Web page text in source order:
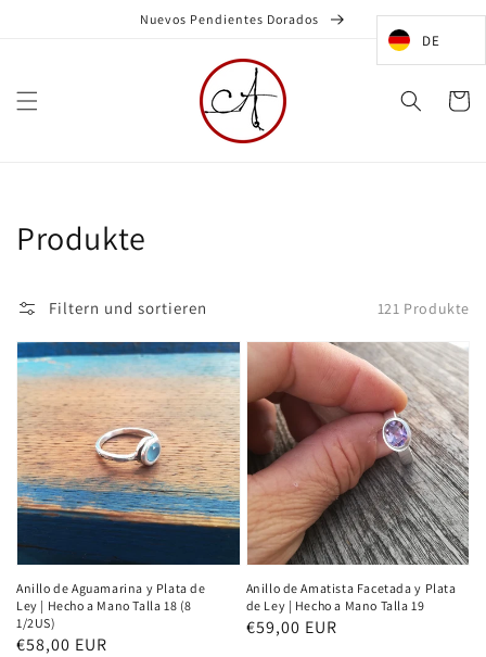
Nuevos Pendientes Dorados
Kategorie:
Produkte
Filtern und sortieren 121 Produkte
Anillo de Aguamarina y Plata de
Ley | Hecho a Mano Talla 18 (8
1/2US)
Normaler
€58,00 EUR
Anillo de Amatista Facetada y Plata
de Ley | Hecho a Mano Talla 19
Normaler
€59,00 EUR
DE